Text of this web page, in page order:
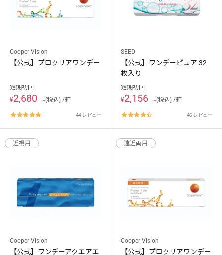
Cooper Vision
【公式】プロクリアワンデー
定期初回
¥2,680 ~(税込) /箱
4.8
rating
44 レビュー
SEED
【公式】ワンデーピュア 32
枚入り
定期初回
¥2,156 ~(税込) /箱
4.7
rating
46 レビュー
近視用
Cooper Vision
【公式】ワンデーアクエアエ
遠近両用
Cooper Vision
【公式】プロクリアワンデー